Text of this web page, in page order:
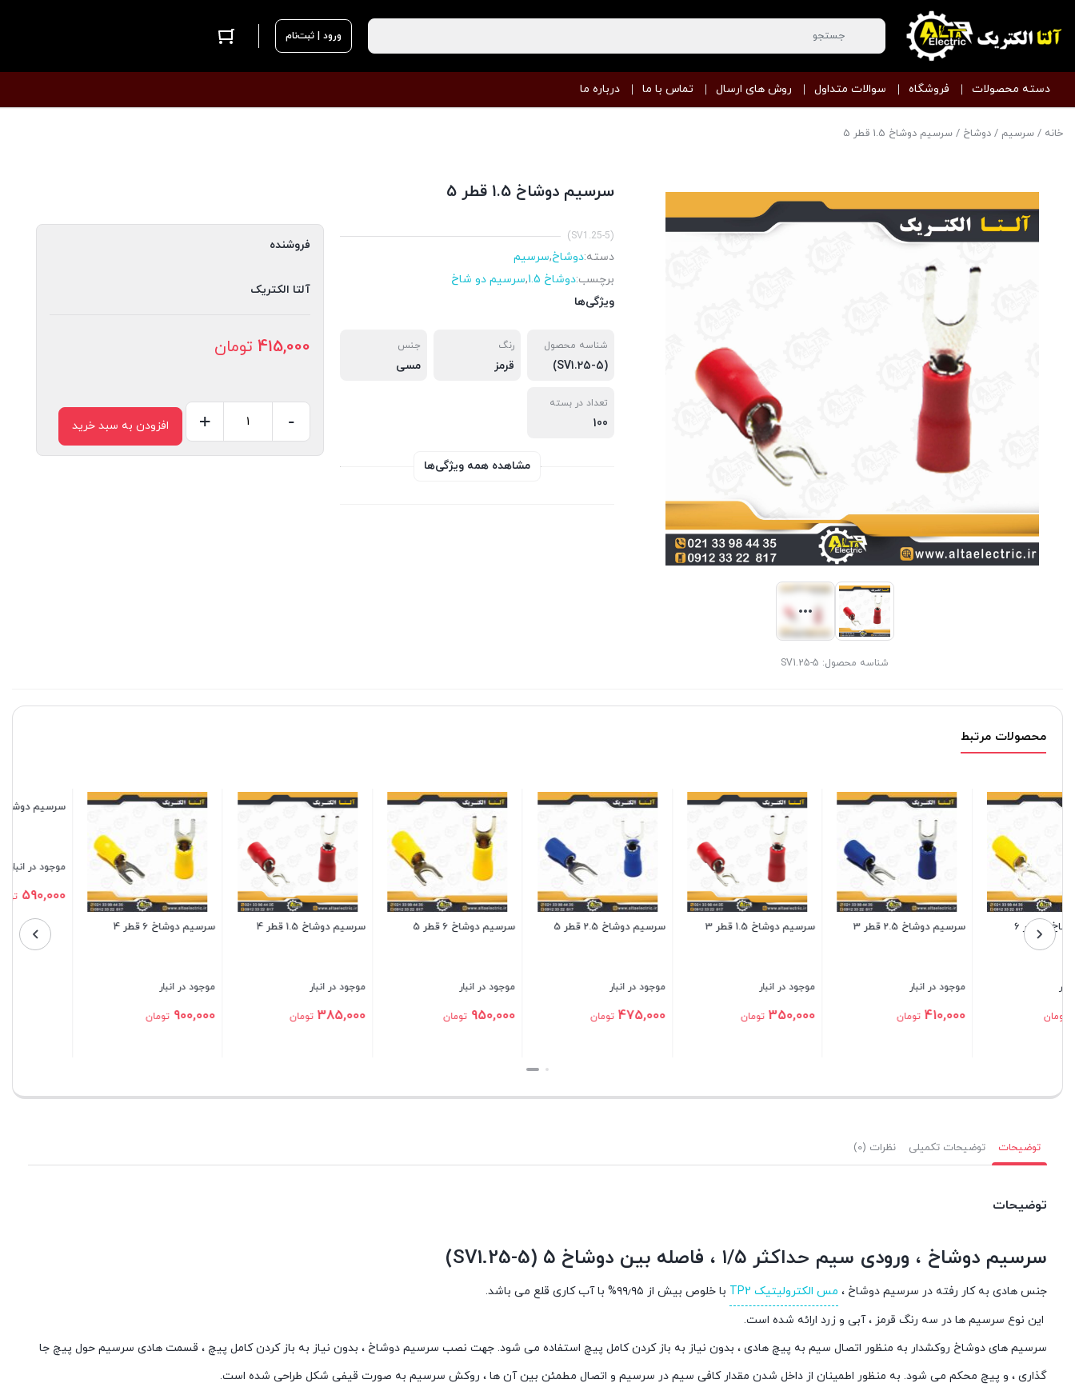
ورود | ثبت‌نام
دسته محصولات فروشگاه سوالات متداول روش های ارسال تماس با ما درباره ما
خانه / سرسیم / دوشاخ / سرسیم دوشاخ 1.5 قطر 5
شناسه محصول: SV1.25-5
سرسیم دوشاخ 1.5 قطر 5
(SV1.25-5)
دسته:دوشاخ,سرسیم
برچسب:دوشاخ 1.5 ,سرسیم دو شاخ
ویژگی‌ها
شناسه محصول
(SV1.25-5)
رنگ
قرمز
جنس
مسی
تعداد در بسته
100
مشاهده همه ویژگی‌ها
فروشنده
آلتا الکتریک
415,000 تومان
دوشاخ
-
+ افزودن به سبد خرید
محصولات مرتبط
سرسیم دوشاخ 2.5 قطر 5
تومان
سرسیم دوشاخ 6 قطر 5
تومان
سرسیم دوشاخ 1.5 قطر 4
تومان
سرسیم دوشاخ 6 قطر 4
تومان
سرسیم دوشاخ 2.5 قطر 6
موجود در انبار
590,000 تومان
سرسیم دوشاخ 2.5 قطر 4
موجود در انبار
445,000 تومان
سرسیم دوشاخ 1.5 قطر 6
توضیحات توضیحات تکمیلی نظرات (0)
توضیحات
سرسیم دوشاخ ، ورودی سیم حداکثر ۱/۵ ، فاصله بین دوشاخ ۵ (SV1.25-5)
جنس هادی به کار رفته در سرسیم دوشاخ ، مس الکترولیتیک TP2
با خلوص بیش از ۹۹٫۹۵% با آب کاری قلع می باشد.
این نوع سرسیم ها در سه رنگ قرمز ، آبی و زرد ارائه شده است.
سرسیم های دوشاخ روکشدار به منظور اتصال سیم به پیچ هادی ، بدون نیاز به باز کردن کامل پیچ استفاده می شود. جهت نصب سرسیم دوشاخ ، بدون نیاز به باز کردن کامل پیچ ، قسمت هادی سرسیم حول پیچ جا
گذاری ، و پیچ محکم می شود. به منظور اطمینان از داخل شدن مقدار کافی سیم در سرسیم و اتصال مطمئن بین آن ها ، روکش سرسیم به صورت قیفی شکل طراحی شده است.